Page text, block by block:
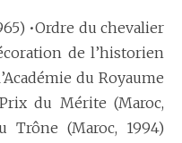
•Ordre du chevalier
de l’historien
du Royaume
du Mérite (Maroc,
Trône (Maroc, 1994)